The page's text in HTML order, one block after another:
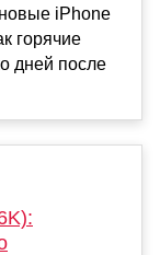
новые iPhone
горячие
дней после